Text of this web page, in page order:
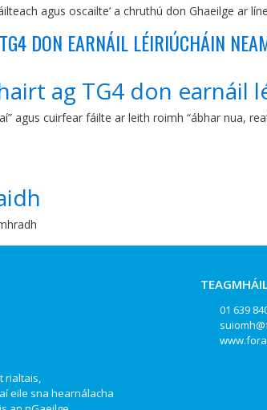
agus oscailte’ a chruthú don Ghaeilge ar líne
DON EARNÁIL LÉIRIÚCHÁIN
ag TG4 don earnáil
agus cuirfear fáilte ar leith roimh “ábhar nua,
rialtais,
eile sna hearnálacha
01 639